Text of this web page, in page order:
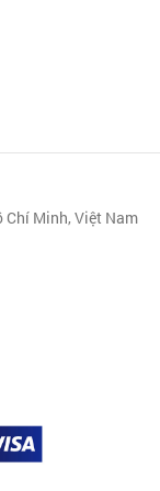
Chí Minh, Việt Nam